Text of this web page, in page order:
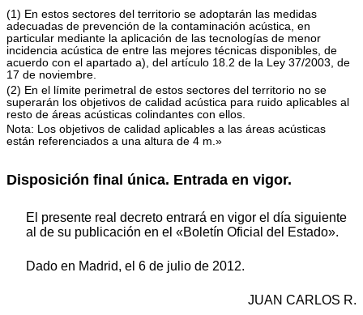
(1) En estos sectores del territorio se adoptarán las medidas
adecuadas de prevención de la contaminación acústica, en
particular mediante la aplicación de las tecnologías de menor
incidencia acústica de entre las mejores técnicas disponibles, de
acuerdo con el apartado a), del artículo 18.2 de la Ley 37/2003, de
17 de noviembre.
(2) En el límite perimetral de estos sectores del territorio no se
superarán los objetivos de calidad acústica para ruido aplicables al
resto de áreas acústicas colindantes con ellos.
Nota: Los objetivos de calidad aplicables a las áreas acústicas
están referenciados a una altura de 4 m.»
Disposición final única. Entrada en vigor.
El presente real decreto entrará en vigor el día siguiente
al de su publicación en el «Boletín Oficial del Estado».
Dado en Madrid, el 6 de julio de 2012.
JUAN CARLOS R.